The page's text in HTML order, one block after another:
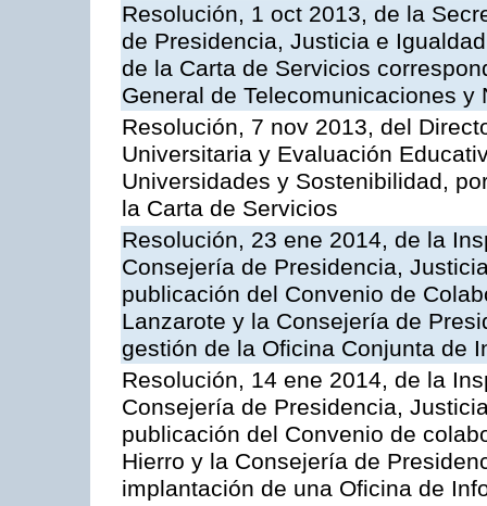
Resolución, 1 oct 2013, de la
de Presidencia, Justicia e
de la Carta de Servicios
General de Telecomunicaciones y
Resolución, 7 nov 2013, del
Universitaria y Evaluación
Universidades y Sostenibilidad,
la Carta de Servicios
Resolución, 23 ene 2014, de la
Consejería de Presidencia,
publicación del Convenio de
Lanzarote y la Consejería de
gestión de la Oficina Conjunta de
Resolución, 14 ene 2014, de la
Consejería de Presidencia,
publicación del Convenio de
Hierro y la Consejería de
implantación de una Oficina de